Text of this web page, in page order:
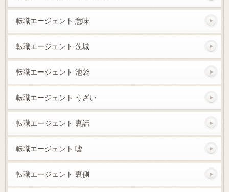
転職エージェント 意味
転職エージェント 茨城
転職エージェント 池袋
転職エージェント うざい
転職エージェント 裏話
転職エージェント 嘘
転職エージェント 裏側